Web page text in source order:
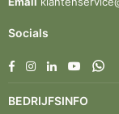
Socials
FacebookInstagram
LinkedinYouTube
BEDRIJFSINFO